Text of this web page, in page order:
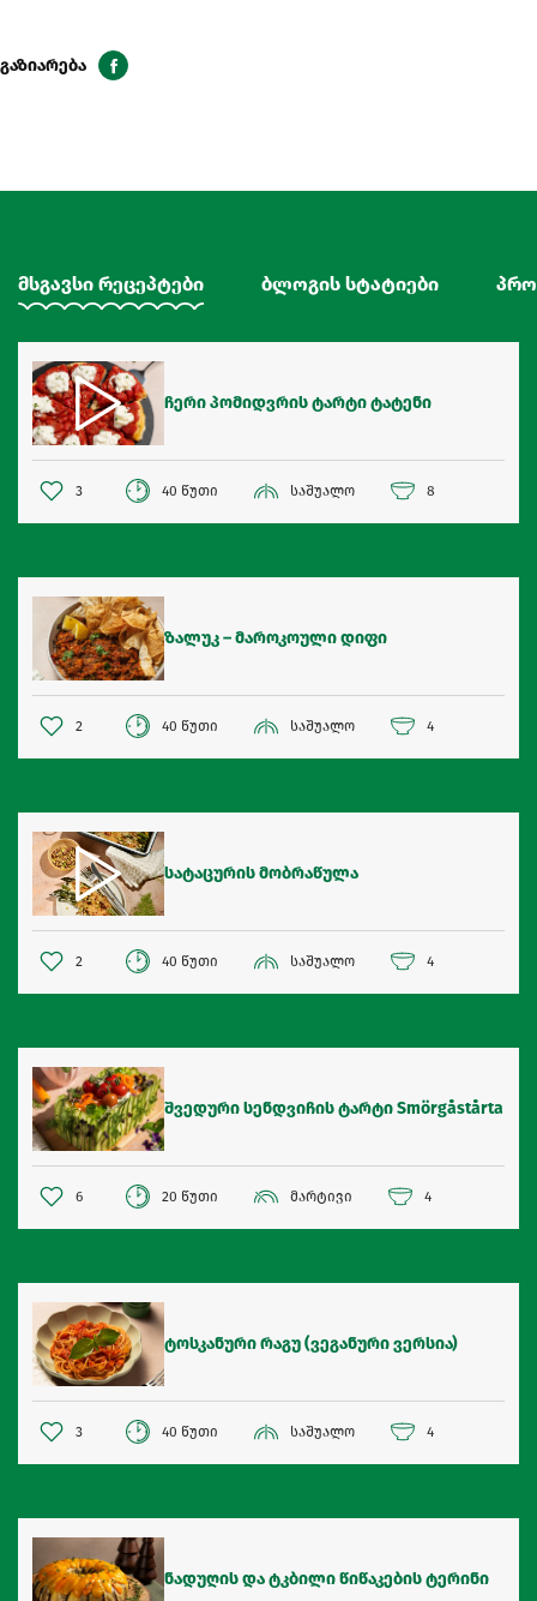
გაზიარება
მსგავსი რეცეპტები ბლოგის სტატიები
ჩერი პომიდვრის ტარტი ტატენი
3 40 წუთი საშუალო 8
ზალუკ – მაროკოული დიფი
2 40 წუთი საშუალო 4
სატაცურის მობრაწულა
2 40 წუთი საშუალო 4
შვედური სენდვიჩის ტარტი Smörgåstårta
6 20 წუთი მარტივი 4
ტოსკანური რაგუ (ვეგანური ვერსია)
3 40 წუთი საშუალო 4
ნადუღის და ტკბილი წიწაკების ტერინი